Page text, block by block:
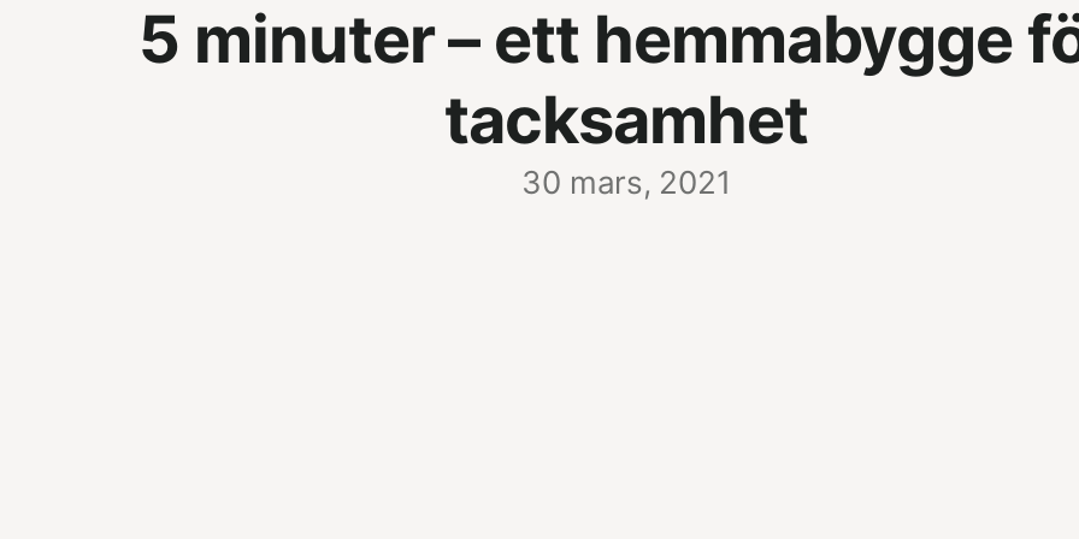
5 minuter – ett hemmabygge
tacksamhet
30 mars, 2021